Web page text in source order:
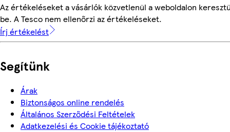
Az értékeléseket a vásárlók közvetlenül a weboldalon
be. A Tesco nem ellenőrzi az értékeléseket.
Írj értékelést
Segítünk
Árak
Biztonságos online rendelés
Általános Szerződési Feltételek
Adatkezelési és Cookie tájékoztató